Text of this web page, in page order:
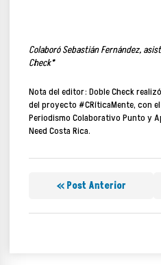
Colaboró Sebastián Fernández,
Check*
Nota del editor: Doble Check
del proyecto #CRíticaMente, con
Periodismo Colaborativo Punto y
Need Costa Rica.
« Post Anterior